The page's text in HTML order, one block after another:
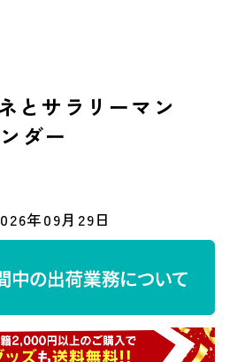
とサラリーマン
ダー
年09月29日